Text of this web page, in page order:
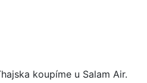
koupíme u Salam Air.